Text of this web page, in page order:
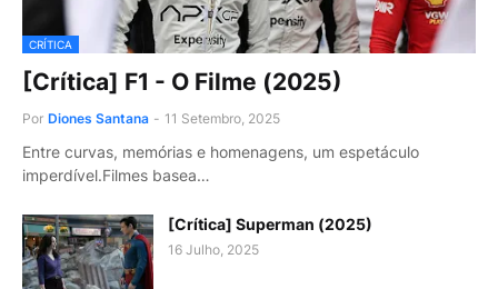
CRÍTICA
[Crítica] F1 - O Filme (2025)
Por Diones Santana - 11 Setembro, 2025
Entre curvas, memórias e homenagens, um espetáculo
imperdível.Filmes basea…
[Crítica] Superman (2025)
16 Julho, 2025